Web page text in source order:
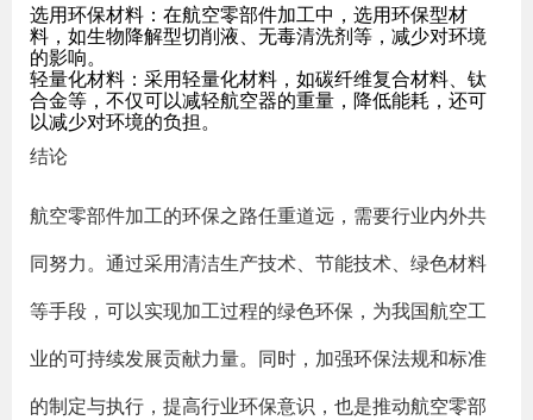
选用环保材料：在航空零部件加工中，选用环保型材
料，如生物降解型切削液、无毒清洗剂等，减少对环境
的影响。
轻量化材料：采用轻量化材料，如碳纤维复合材料、钛
合金等，不仅可以减轻航空器的重量，降低能耗，还可
以减少对环境的负担。
结论
航空零部件加工的环保之路任重道远，需要行业内外共
同努力。通过采用清洁生产技术、节能技术、绿色材料
等手段，可以实现加工过程的绿色环保，为我国航空工
业的可持续发展贡献力量。同时，加强环保法规和标准
的制定与执行，提高行业环保意识，也是推动航空零部